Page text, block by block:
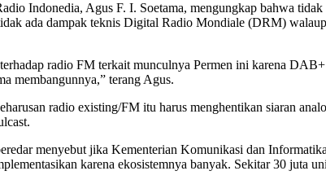
Indonedia, Agus F. I. Soetama, mengungkap bahwa
ada dampak teknis Digital Radio Mondiale (DRM)
radio FM terkait munculnya Permen ini karena
membangunnya,” terang Agus.
radio existing/FM itu harus menghentikan siaran
menyebut jika Kementerian Komunikasi dan
karena ekosistemnya banyak. Sekitar 30 juta